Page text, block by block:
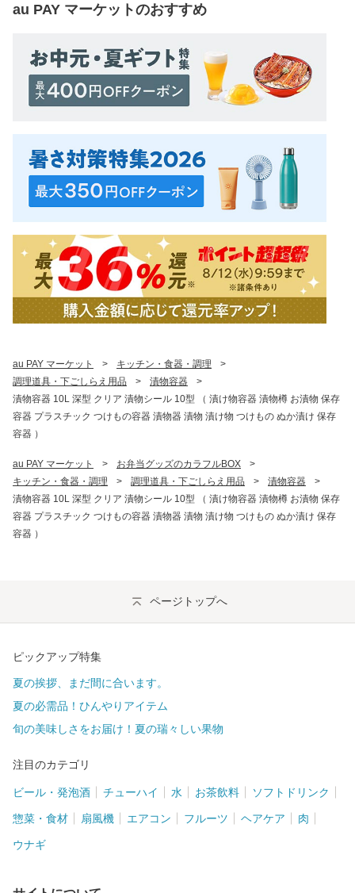
au PAY マーケットのおすすめ
au PAY マーケット > キッチン・食器・調理
>
調理道具・下ごしらえ用品
> 漬物容器
>
漬物容器 10L 深型 クリア 漬物シール 10型 （ 漬け物容器 漬物樽 お漬物 保存
容器 プラスチック つけもの容器 漬物器 漬物 漬け物 つけもの ぬか漬け 保存
容器 ）
au PAY マーケット > お弁当グッズのカラフルBOX
>
キッチン・食器・調理
> 調理道具・下ごしらえ用品 > 漬物容器
>
漬物容器 10L 深型 クリア 漬物シール 10型 （ 漬け物容器 漬物樽 お漬物 保存
容器 プラスチック つけもの容器 漬物器 漬物 漬け物 つけもの ぬか漬け 保存
容器 ）
ページトップへ
ピックアップ特集
夏の挨拶、まだ間に合います。
夏の必需品！ひんやりアイテム
旬の美味しさをお届け！夏の瑞々しい果物
注目のカテゴリ
ビール・発泡酒 チューハイ 水 お茶飲料 ソフトドリンク
惣菜・食材 扇風機 エアコン フルーツ ヘアケア 肉
ウナギ